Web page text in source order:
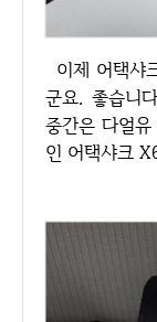
이제 어택샤크를 포함해 충전독이 모두 세 개가 되었
군요. 좋습니
중간은 다얼
인 어택샤크